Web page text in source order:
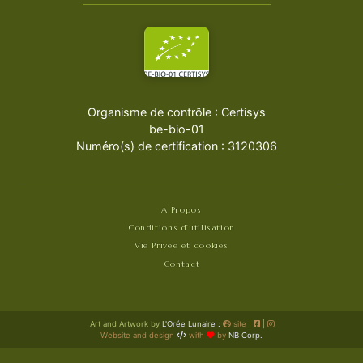
Organisme de contrôle : Certisys
be-bio-01
Numéro(s) de certification : 3120306
A Propos
Conditions d’utilisation
Vie Privee et cookies
Contact
Art and Artwork by L'Orée Lunaire : site
Website and design
with by NB Corp.